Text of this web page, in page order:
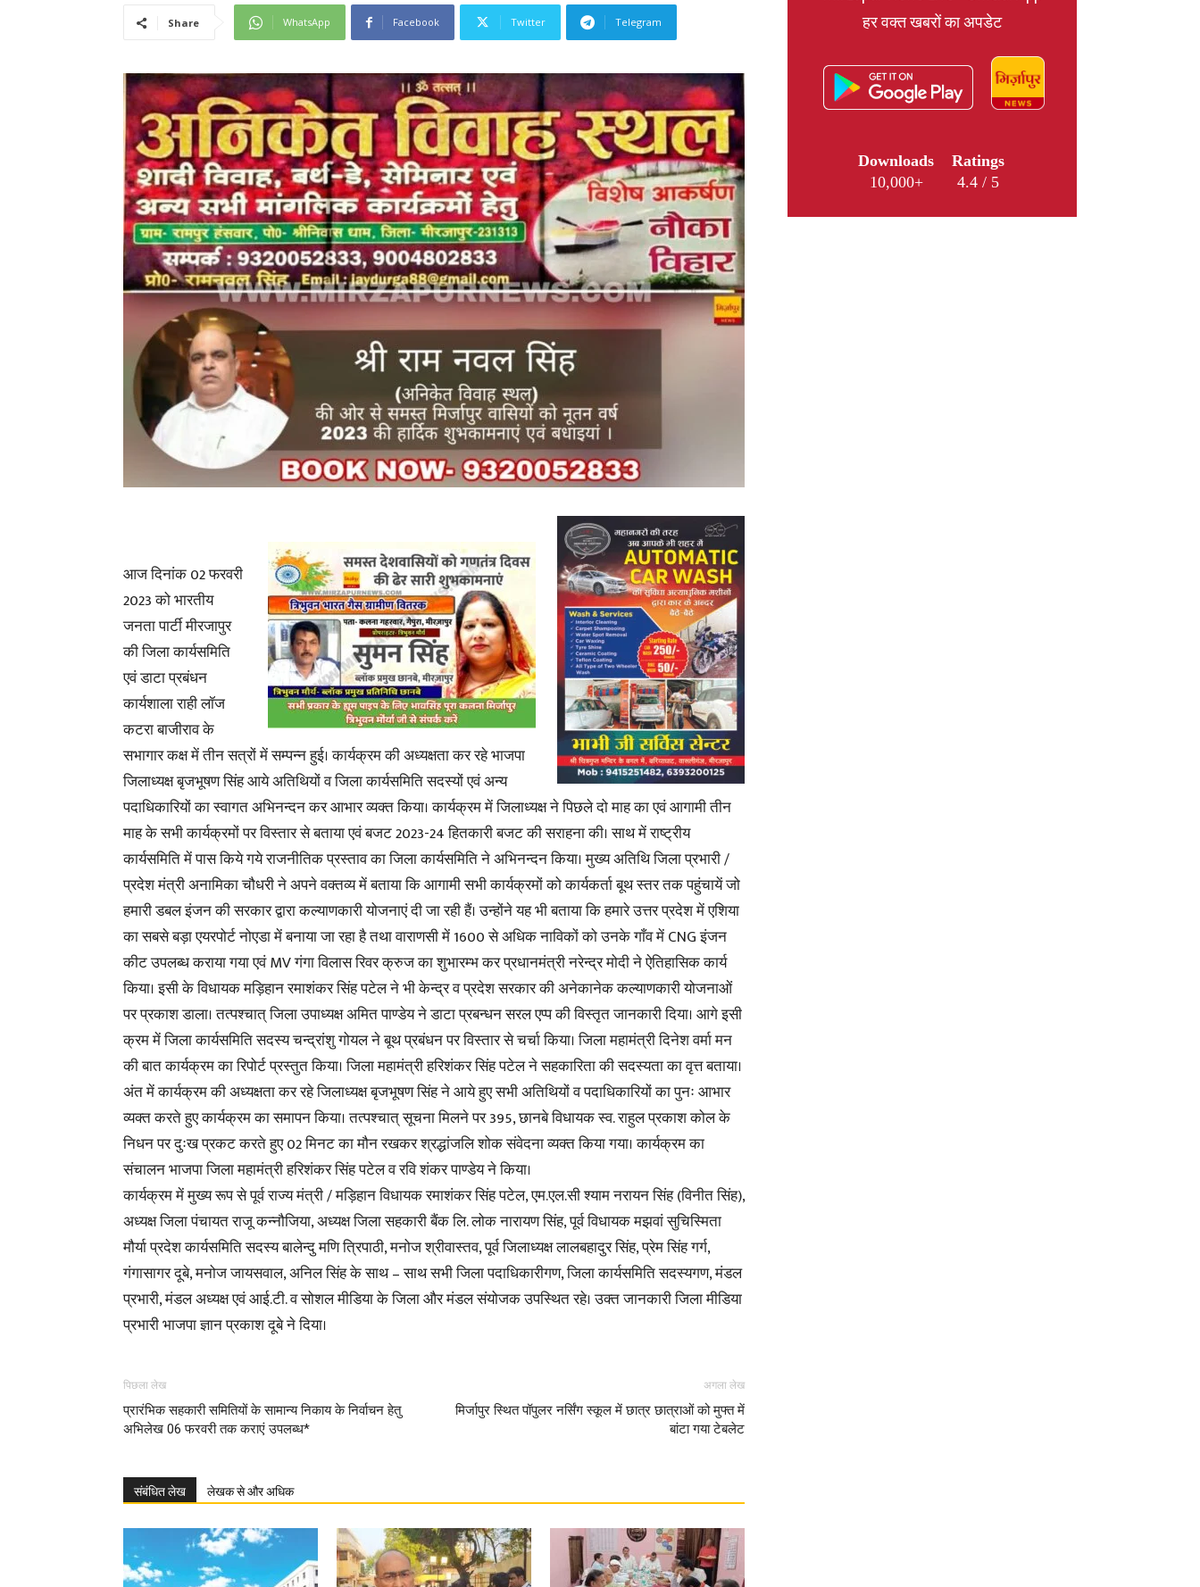
News,
Latest
News
in
Hindi,
Today
Hindi
News
Paper
Share WhatsApp Facebook Twitter Telegram
आज दिनांक 02 फरवरी
2023 को भारतीय
जनता पार्टी मीरजापुर
की जिला कार्यसमिति
एवं डाटा प्रबंधन
कार्यशाला राही लॉज
कटरा बाजीराव के
सभागार कक्ष में तीन सत्रों में सम्पन्न हुई। कार्यक्रम की अध्यक्षता कर रहे भाजपा
जिलाध्यक्ष बृजभूषण सिंह आये अतिथियों व जिला कार्यसमिति सदस्यों एवं अन्य
पदाधिकारियों का स्वागत अभिनन्दन कर आभार व्यक्त किया। कार्यक्रम में जिलाध्यक्ष ने पिछले दो माह का एवं आगामी तीन
माह के सभी कार्यक्रमों पर विस्तार से बताया एवं बजट 2023-24 हितकारी बजट की सराहना की। साथ में राष्ट्रीय
कार्यसमिति में पास किये गये राजनीतिक प्रस्ताव का जिला कार्यसमिति ने अभिनन्दन किया। मुख्य अतिथि जिला प्रभारी /
प्रदेश मंत्री अनामिका चौधरी ने अपने वक्तव्य में बताया कि आगामी सभी कार्यक्रमों को कार्यकर्ता बूथ स्तर तक पहुंचायें जो
हमारी डबल इंजन की सरकार द्वारा कल्याणकारी योजनाएं दी जा रही हैं। उन्होंने यह भी बताया कि हमारे उत्तर प्रदेश में एशिया
का सबसे बड़ा एयरपोर्ट नोएडा में बनाया जा रहा है तथा वाराणसी में 1600 से अधिक नाविकों को उनके गाँव में CNG इंजन
कीट उपलब्ध कराया गया एवं MV गंगा विलास रिवर क्रुज का शुभारम्भ कर प्रधानमंत्री नरेन्द्र मोदी ने ऐतिहासिक कार्य
किया। इसी के विधायक मड़िहान रमाशंकर सिंह पटेल ने भी केन्द्र व प्रदेश सरकार की अनेकानेक कल्याणकारी योजनाओं
पर प्रकाश डाला। तत्पश्चात् जिला उपाध्यक्ष अमित पाण्डेय ने डाटा प्रबन्धन सरल एप्प की विस्तृत जानकारी दिया। आगे इसी
क्रम में जिला कार्यसमिति सदस्य चन्द्रांशु गोयल ने बूथ प्रबंधन पर विस्तार से चर्चा किया। जिला महामंत्री दिनेश वर्मा मन
की बात कार्यक्रम का रिपोर्ट प्रस्तुत किया। जिला महामंत्री हरिशंकर सिंह पटेल ने सहकारिता की सदस्यता का वृत्त बताया।
अंत में कार्यक्रम की अध्यक्षता कर रहे जिलाध्यक्ष बृजभूषण सिंह ने आये हुए सभी अतिथियों व पदाधिकारियों का पुनः आभार
व्यक्त करते हुए कार्यक्रम का समापन किया। तत्पश्चात् सूचना मिलने पर 395, छानबे विधायक स्व. राहुल प्रकाश कोल के
निधन पर दुःख प्रकट करते हुए 02 मिनट का मौन रखकर श्रद्धांजलि शोक संवेदना व्यक्त किया गया। कार्यक्रम का
संचालन भाजपा जिला महामंत्री हरिशंकर सिंह पटेल व रवि शंकर पाण्डेय ने किया।
कार्यक्रम में मुख्य रूप से पूर्व राज्य मंत्री / मड़िहान विधायक रमाशंकर सिंह पटेल, एम.एल.सी श्याम नरायन सिंह (विनीत सिंह),
अध्यक्ष जिला पंचायत राजू कन्नौजिया, अध्यक्ष जिला सहकारी बैंक लि. लोक नारायण सिंह, पूर्व विधायक मझवां सुचिस्मिता
मौर्या प्रदेश कार्यसमिति सदस्य बालेन्दु मणि त्रिपाठी, मनोज श्रीवास्तव, पूर्व जिलाध्यक्ष लालबहादुर सिंह, प्रेम सिंह गर्ग,
गंगासागर दूबे, मनोज जायसवाल, अनिल सिंह के साथ – साथ सभी जिला पदाधिकारीगण, जिला कार्यसमिति सदस्यगण, मंडल
प्रभारी, मंडल अध्यक्ष एवं आई.टी. व सोशल मीडिया के जिला और मंडल संयोजक उपस्थित रहे। उक्त जानकारी जिला मीडिया
प्रभारी भाजपा ज्ञान प्रकाश दूबे ने दिया।
पिछला लेख
प्रारंभिक सहकारी समितियों के सामान्य निकाय के निर्वाचन हेतु
अभिलेख 06 फरवरी तक कराएं उपलब्ध*
अगला लेख
मिर्जापुर स्थित पॉपुलर नर्सिंग स्कूल में छात्र छात्राओं को मुफ्त में
बांटा गया टेबलेट
संबंधित लेख लेखक से और अधिक
हर वक्त खबरों का अपडेट
Downloads
10,000+
Ratings
4.4 / 5